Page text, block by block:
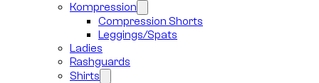
Kompression
Compression Shorts
Leggings/Spats
Ladies
Rashguards
Shirts